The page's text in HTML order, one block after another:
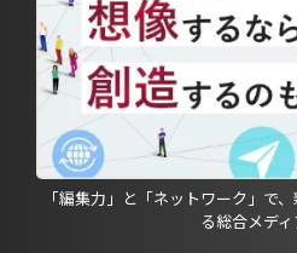
「編集力」と「ネットワーク」で
る総合メデ